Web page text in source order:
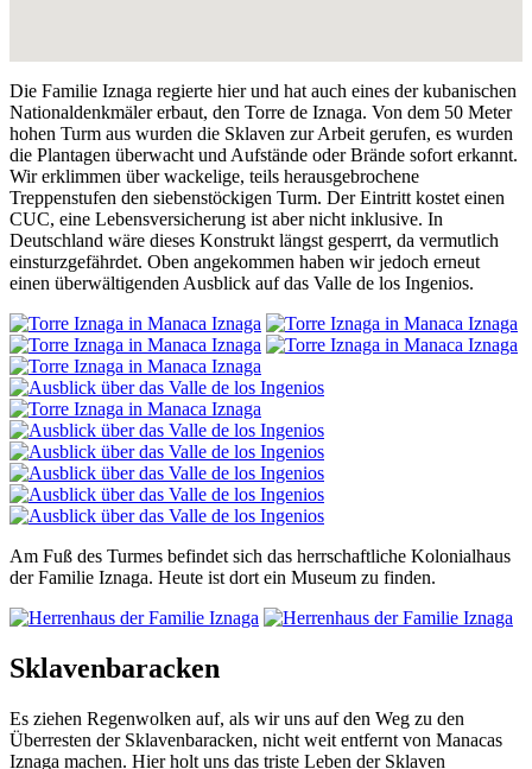
Die Familie Iznaga regierte hier und hat auch eines der kubanischen
Nationaldenkmäler erbaut, den Torre de Iznaga. Von dem 50 Meter
hohen Turm aus wurden die Sklaven zur Arbeit gerufen, es wurden
die Plantagen überwacht und Aufstände oder Brände sofort erkannt.
Wir erklimmen über wackelige, teils herausgebrochene
Treppenstufen den siebenstöckigen Turm. Der Eintritt kostet einen
CUC, eine Lebensversicherung ist aber nicht inklusive. In
Deutschland wäre dieses Konstrukt längst gesperrt, da vermutlich
einsturzgefährdet. Oben angekommen haben wir jedoch erneut
einen überwältigenden Ausblick auf das Valle de los Ingenios.
Am Fuß des Turmes befindet sich das herrschaftliche Kolonialhaus
der Familie Iznaga. Heute ist dort ein Museum zu finden.
Sklavenbaracken
Es ziehen Regenwolken auf, als wir uns auf den Weg zu den
Überresten der Sklavenbaracken, nicht weit entfernt von Manacas
Iznaga machen. Hier holt uns das triste Leben der Sklaven